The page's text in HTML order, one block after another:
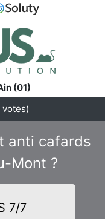
(01)
votes)
anti cafards
Mont ?
7/7